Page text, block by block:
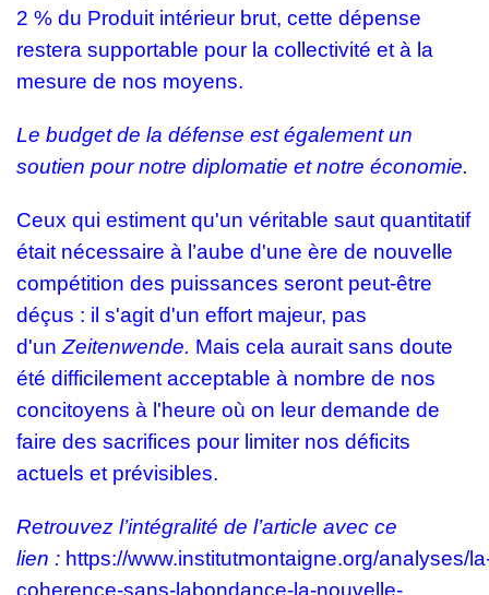
2 % du Produit intérieur brut, cette dépense
restera supportable pour la collectivité et à la
mesure de nos moyens.
Le budget de la défense est également un
soutien pour notre diplomatie et notre économie.
Ceux qui estiment qu'un véritable saut quantitatif
était nécessaire à l’aube d'une ère de nouvelle
compétition des puissances seront peut-être
déçus : il s'agit d'un effort majeur, pas
d'un Zeitenwende. Mais cela aurait sans doute
été difficilement acceptable à nombre de nos
concitoyens à l'heure où on leur demande de
faire des sacrifices pour limiter nos déficits
actuels et prévisibles.
Retrouvez l’intégralité de l’article avec ce
lien : https://www.institutmontaigne.org/analyses/
coherence-sans-labondance-la-nouvelle-